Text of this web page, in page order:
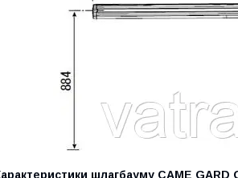
шлагбауму CAME GARD